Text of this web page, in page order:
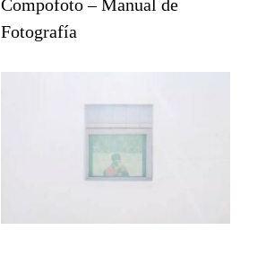
Compofoto – Manual de
Fotografía